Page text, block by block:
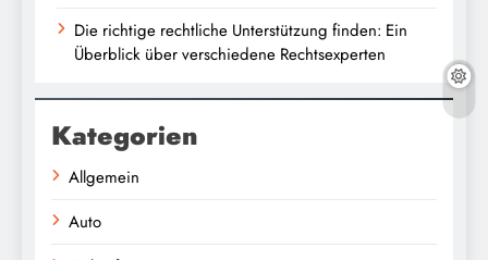
Die richtige rechtliche Unterstützung finden: Ein
Überblick über verschiedene Rechtsexperten
Kategorien
Allgemein
Auto